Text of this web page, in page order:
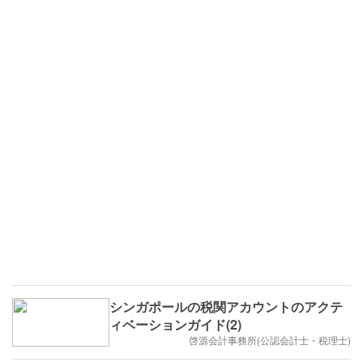
シンガポールの税関アカウントのアクテ
ィベーションガイド(2)
啓源会計事務所(公認会計士・税理士)